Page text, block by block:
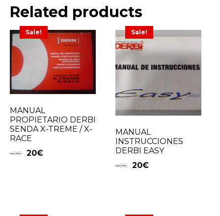
Related products
Sale!
MANUAL
PROPIETARIO DERBI
SENDA X-TREME / X-
RACE
40€ 20€
Sale!
MANUAL
INSTRUCCIONES
DERBI EASY
40€ 20€